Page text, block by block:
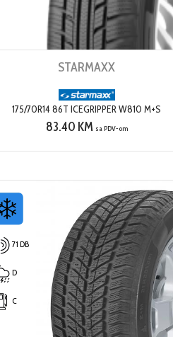
STARMAXX
175/70R14 86T ICEGRIPPER W810 M+S
83.40 KM sa PDV-om
71 DB
D
C